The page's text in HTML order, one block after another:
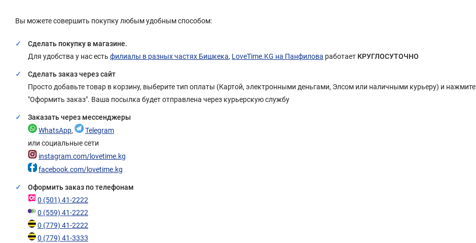
Вы можете совершить покупку любым удобным способом:
Сделать покупку в магазине.
Для удобства у нас есть филиалы в разных частях Бишкека, LoveTime.KG на Панфилова работает КРУГЛОСУТОЧНО
Сделать заказ через сайт
Просто добавьте товар в корзину, выберите тип оплаты (Картой, электронными деньгами, Элсом или наличными курьеру) и нажмите
"Оформить заказ". Ваша посылка будет отправлена через курьерскую службу
Заказать через мессенджеры
WhatsApp,
Telegram
или социальные сети
instagram.com/lovetime.kg
facebook.com/lovetime.kg
Оформить заказ по телефонам
0 (501) 41-2222
0 (559) 41-2222
0 (779) 41-2222
0 (779) 41-3333